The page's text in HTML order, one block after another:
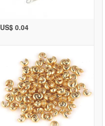
US$ 0.04